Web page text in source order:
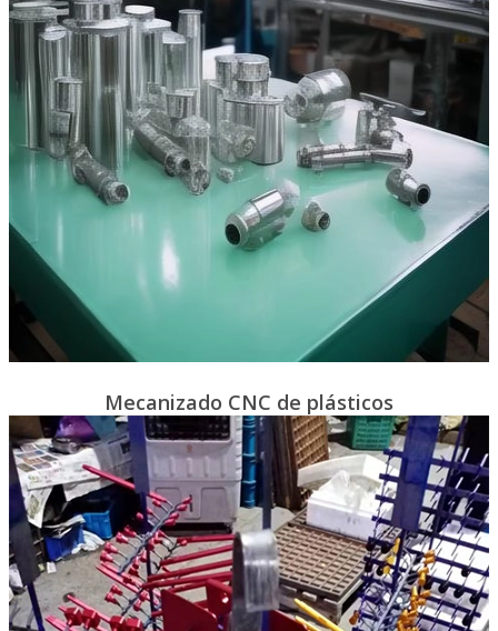
Mecanizado CNC de plásticos